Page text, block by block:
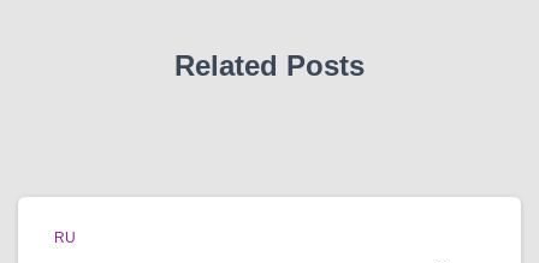
Related Posts
RU